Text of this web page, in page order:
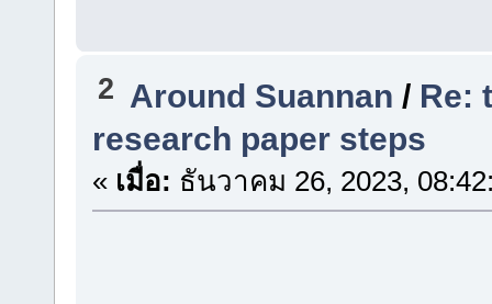
2 Around Suannan / Re:
research paper steps
« เมื่อ: ธันวาคม 26, 2023,